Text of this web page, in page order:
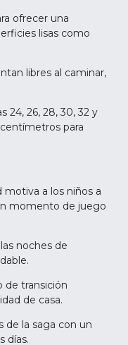
ofrecer una
lisas como
libres al caminar,
24, 26, 28, 30, 32 y
para
motiva a los niños a
momento de juego
noches de
de transición
de casa.
de la saga con un
días.